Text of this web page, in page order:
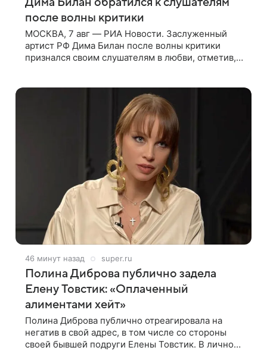
после волны критики
МОСКВА, 7 авг — РИА Новости. Заслуженный
артист РФ Дима Билан после волны критики
признался своим слушателям в любви, отметив,
46 минут назад super.ru
Полина Диброва публично задела
Елену Товстик: «Оплаченный
алиментами хейт»
Полина Диброва публично отреагировала на
негатив в свой адрес, в том числе со стороны
своей бывшей подруги Елены Товстик. В личном